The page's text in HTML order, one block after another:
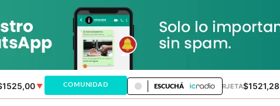
▼ DÓLAR MEP $1521,28 ▲ DÓLAR TARJETA$1521,28
COMUNIDAD ESCUCHÁ